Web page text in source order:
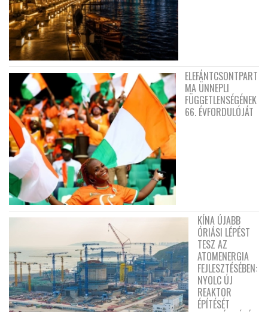
ELEFÁNTCSONTPART
MA ÜNNEPLI
FÜGGETLENSÉGÉNEK
66. ÉVFORDULÓJÁT
KÍNA ÚJABB
ÓRIÁSI LÉPÉST
TESZ AZ
ATOMENERGIA
FEJLESZTÉSÉBEN:
NYOLC ÚJ
REAKTOR
ÉPÍTÉSÉT